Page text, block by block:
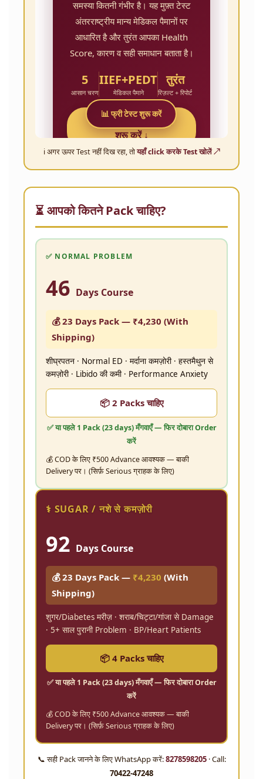
ℹ️ अगर ऊपर Test नहीं दिख रहा, तोयहाँ click करके Test खोलें ↗
⏳ आपको कितने Pack चाहिए?
✅ NORMAL PROBLEM
46 Days Course
💰 23 Days Pack — ₹4,230 (With
Shipping)
शीघ्रपतन · Normal ED · मर्दाना कमज़ोरी · हस्तमैथुन से
कमज़ोरी · Libido की कमी · Performance Anxiety
📦 2 Packs चाहिए
✅ या पहले1 Pack (23 days)मँगवाएँ — फिर दोबारा Order
करें
💰 COD के लिए ₹500 Advance आवश्यक — बाकी
Delivery पर। (सिर्फ़ Serious ग्राहक के लिए)
⚕️ SUGAR / नशे से कमज़ोरी
92 Days Course
💰 23 Days Pack — ₹4,230 (With
Shipping)
शुगर/Diabetes मरीज़ · शराब/चिट्टा/गांजा से Damage
· 5+ साल पुरानी Problem · BP/Heart Patients
📦 4 Packs चाहिए
✅ या पहले1 Pack (23 days)मँगवाएँ — फिर दोबारा Order
करें
💰 COD के लिए ₹500 Advance आवश्यक — बाकी
Delivery पर। (सिर्फ़ Serious ग्राहक के लिए)
📞 सही Pack जानने के लिए WhatsApp करें:8278598205· Call:
70422-47248